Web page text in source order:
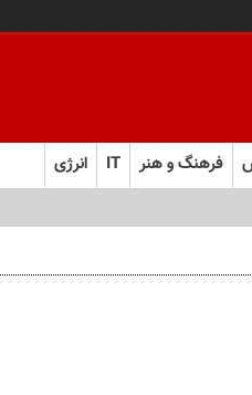
فرهنگ و هنر IT انرژی